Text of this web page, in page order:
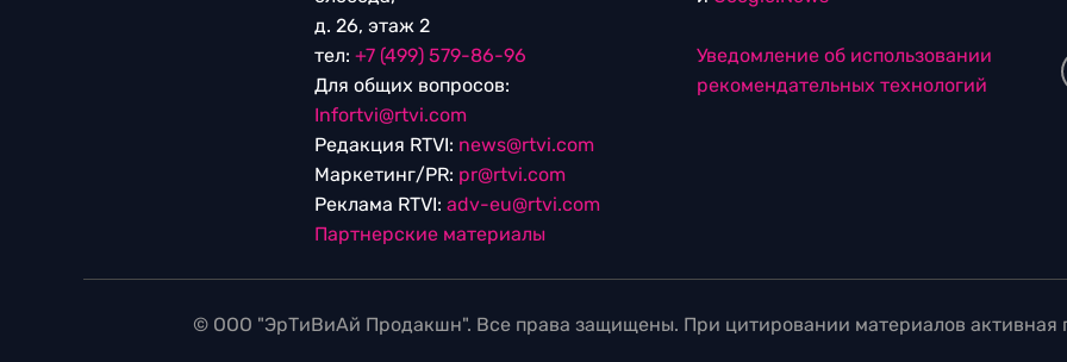
д. 26, этаж 2
тел: +7 (499) 579-86-96
Для общих вопросов:
Infortvi@rtvi.com
Редакция RTVI: news@rtvi.com
Маркетинг/PR: pr@rtvi.com
Реклама RTVI: adv-eu@rtvi.com
Партнерские материалы
Уведомление об использовании
рекомендательных технологий
© ООО "ЭрТиВиАй Продакшн". Все права защищены. При цитировании материалов активная